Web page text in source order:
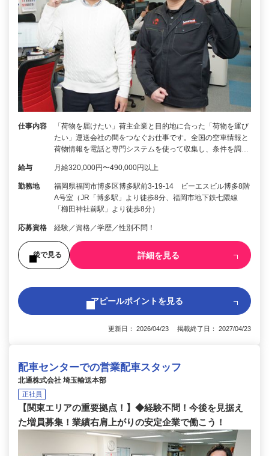
仕事内容
「荷物を届けたい」荷主企業と目的地に合った「荷物を運び
たい」運送会社の間をつなぐお仕事です。全国の空車情報と
荷物情報を電話と専門システムを使って収集し、条件を調…
給与 月給320,000円〜490,000円以上
勤務地
福岡県福岡市博多区博多駅前3-19-14 ビーエスビル博多8階
A号室（JR「博多駅」より徒歩8分、福岡市地下鉄七隈線
「櫛田神社前駅」より徒歩8分）
応募資格 経験／資格／学歴／性別不問！
後で見る 詳細を見る
アピールポイントを見る
更新日： 2026/04/23 掲載終了日： 2027/04/23
配車センターでの営業配車スタッフ
北通株式会社 埼玉輸送本部
正社員
【関東エリアの重要拠点！】◆経験不問！今後を見据え
た増員募集！業績右肩上がりの安定企業で働こう！